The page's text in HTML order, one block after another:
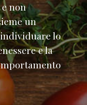
non
un
lo
e la